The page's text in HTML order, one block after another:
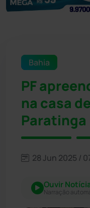
Bahia
PF
na casa
Paratinga
28 Jun 2025 /
Ouvir
Narração